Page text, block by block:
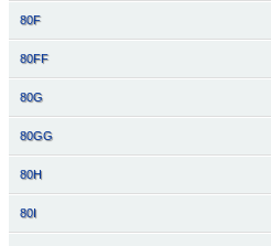
80F
80FF
80G
80GG
80H
80I